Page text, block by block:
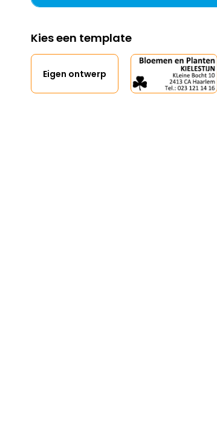
Kies een template
Eigen ontwerp